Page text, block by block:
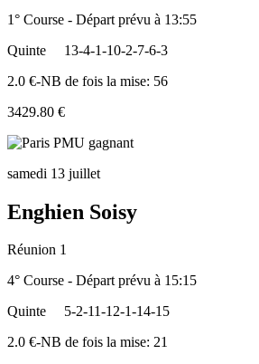
1° Course - Départ prévu à 13:55
Quinte
13-4-1-10-2-7-6-3
2.0 €-NB de fois la mise: 56
3429.80 €
samedi 13 juillet
Enghien Soisy
Réunion 1
4° Course - Départ prévu à 15:15
Quinte
5-2-11-12-1-14-15
2.0 €-NB de fois la mise: 21